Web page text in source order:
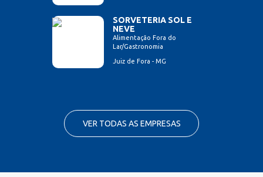
SORVETERIA SOL E
NEVE
Alimentação Fora do
Lar/Gastronomia
Juiz de Fora - MG
VER TODAS AS EMPRESAS